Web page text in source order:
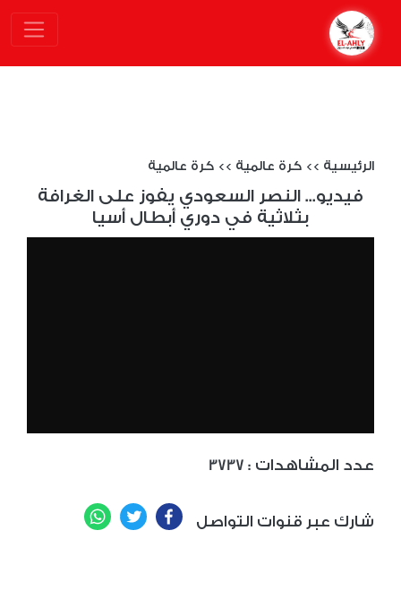
الرئيسية >> كرة عالمية >> كرة عالمية
فيديو... النصر السعودي يفوز على الغرافة
بثلاثية في دوري أبطال أسيا
3737 : عدد المشاهدات
شارك عبر قنوات التواصل Facebook
Twitter